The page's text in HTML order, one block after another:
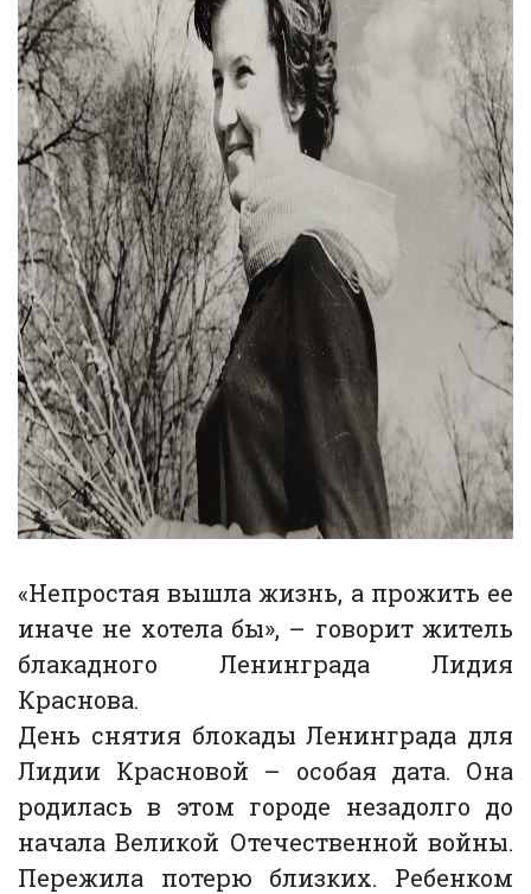
«Непростая вышла жизнь, а прожить ее
иначе не хотела бы», – говорит житель
блакадного Ленинграда Лидия
Краснова.
День снятия блокады Ленинграда для
Лидии Красновой – особая дата. Она
родилась в этом городе незадолго до
начала Великой Отечественной войны.
Пережила потерю близких. Ребенком